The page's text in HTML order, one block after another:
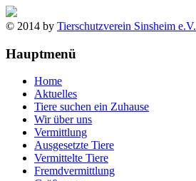
© 2014 by Tierschutzverein Sinsheim e.V.
Hauptmenü
Home
Aktuelles
Tiere suchen ein Zuhause
Wir über uns
Vermittlung
Ausgesetzte Tiere
Vermittelte Tiere
Fremdvermittlung